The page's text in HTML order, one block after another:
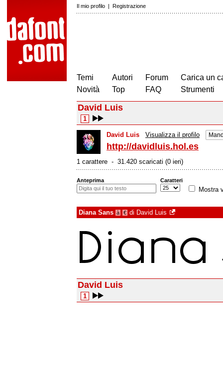
Il mio profilo | Registrazione
Temi
Novità
Autori
Top
Forum
FAQ
Carica un
Strumenti
David Luis
1
David Luis Visualizza il profilo
http://davidluis.hol.es
1 carattere - 31.420 scaricati (0 ieri)
Anteprima Caratteri
Mostra
Diana Sans à € di David Luis
David Luis
1